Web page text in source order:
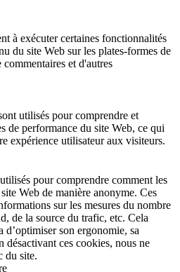
à exécuter certaines fonctionnalités
du site Web sur les plates-formes de
et d'autres
utilisés pour comprendre et
de performance du site Web, ce qui
expérience utilisateur aux visiteurs.
pour comprendre comment les
Web de manière anonyme. Ces
sur les mesures du nombre
de la source du trafic, etc. Cela
d’optimiser son ergonomie, sa
désactivant ces cookies, nous ne
du site.